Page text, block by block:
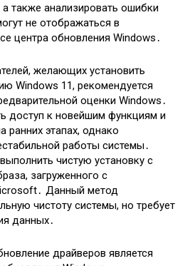
также анализировать ошибки
не отображаться в
центра обновления Windows․
желающих установить
Windows 11, рекомендуется
оценки Windows․
доступ к новейшим функциям и
ранних этапах, однако
работы системы․
чистую установку с
загруженного с
Данный метод
чистоту системы, но требует
данных․
драйверов является